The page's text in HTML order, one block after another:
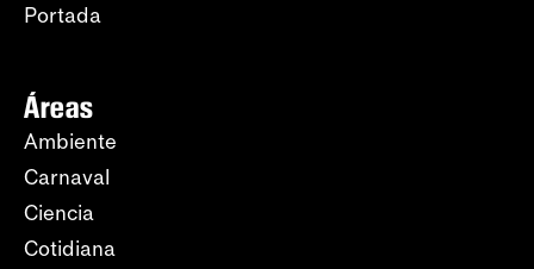
Portada
Áreas
Ambiente
Carnaval
Ciencia
Cotidiana